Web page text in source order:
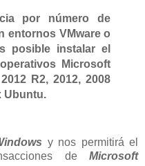
por número de
entornos VMware o
posible instalar el
Microsoft
R2, 2012, 2008
Ubuntu.
y nos permitirá el
de Microsoft